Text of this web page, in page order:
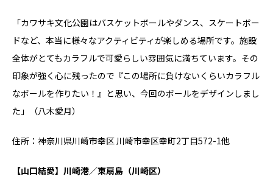
「カワサキ文化公園はバスケットボールやダンス、スケートボー
ドなど、本当に様々なアクティビティが楽しめる場所です。施設
全体がとてもカラフルで可愛らしい雰囲気に満ちています。その
印象が強く心に残ったので『この場所に負けないくらいカラフル
なボールを作りたい！』と思い、今回のボールをデザインしまし
た」（八木愛月）
住所：神奈川県川崎市幸区 川崎市幸区幸町2丁目572-1他
【山口結愛】川崎港／東扇島（川崎区）